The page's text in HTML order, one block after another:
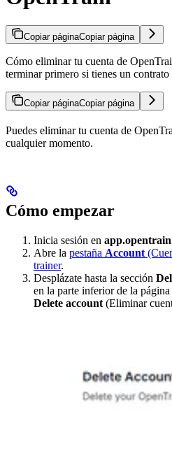
Copiar páginaCopiar página
Cómo eliminar tu cuenta de
terminar primero si tienes un
Copiar páginaCopiar página
Puedes eliminar tu cuenta de
cualquier momento.
Cómo empezar
Inicia sesión en
Abre la pestaña Account
trainer.
Desplázate hasta la sección
en la parte inferior de la
Delete account (Eliminar